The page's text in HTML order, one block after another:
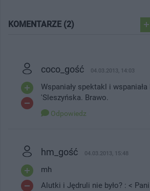
KOMENTARZE (2)
coco_gość 04.03.2013, 14:03
Wspaniały spektakl i wspaniała
'Sleszyńska. Brawo.
Odpowiedz
hm_gość 04.03.2013, 15:48
mh
Alutki i Jędruli nie było? : <